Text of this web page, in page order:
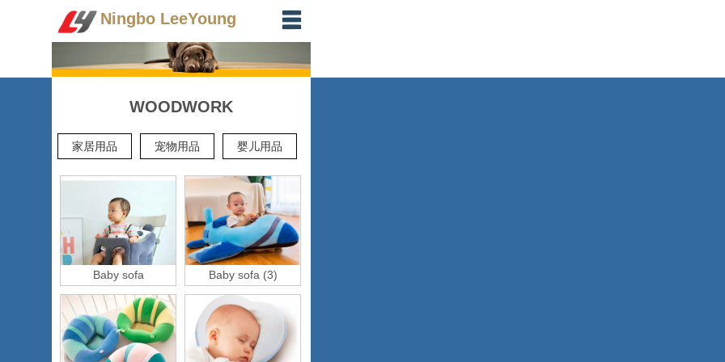
Ningbo LeeYoung
家居用品 宠物用品 婴儿用品
Baby sofa Baby sofa (3)
WOODWORK